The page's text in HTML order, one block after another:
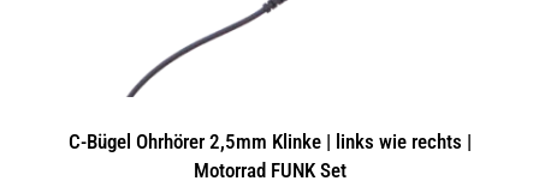
C-Bügel Ohrhörer 2,5mm Klinke | links wie rechts |
Motorrad FUNK Set